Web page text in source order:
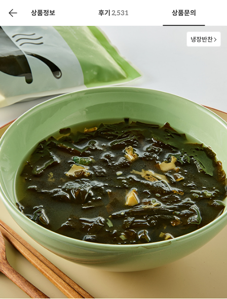
상품정보 후기 2,531 상품문의
공인 농축산물할인
냉장반찬